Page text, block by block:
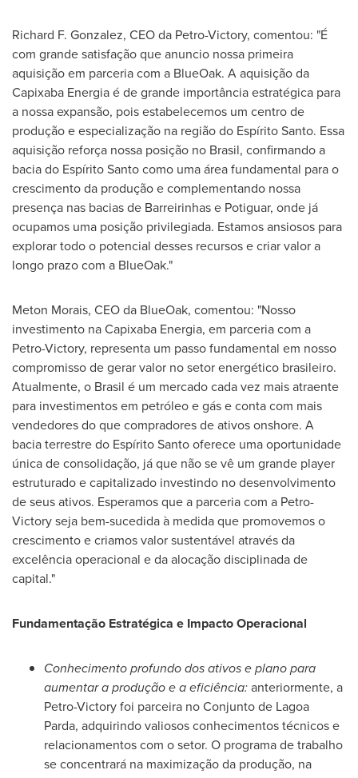
Richard F. Gonzalez, CEO da Petro-Victory, comentou: "É
com grande satisfação que anuncio nossa primeira
aquisição em parceria com a BlueOak. A aquisição da
Capixaba Energia é de grande importância estratégica para
a nossa expansão, pois estabelecemos um centro de
produção e especialização na região do Espírito Santo. Essa
aquisição reforça nossa posição no Brasil, confirmando a
bacia do Espírito Santo como uma área fundamental para o
crescimento da produção e complementando nossa
presença nas bacias de Barreirinhas e Potiguar, onde já
ocupamos uma posição privilegiada. Estamos ansiosos para
explorar todo o potencial desses recursos e criar valor a
longo prazo com a BlueOak."
Meton Morais, CEO da BlueOak, comentou: "Nosso
investimento na Capixaba Energia, em parceria com a
Petro-Victory, representa um passo fundamental em nosso
compromisso de gerar valor no setor energético brasileiro.
Atualmente, o Brasil é um mercado cada vez mais atraente
para investimentos em petróleo e gás e conta com mais
vendedores do que compradores de ativos onshore. A
bacia terrestre do Espírito Santo oferece uma oportunidade
única de consolidação, já que não se vê um grande player
estruturado e capitalizado investindo no desenvolvimento
de seus ativos. Esperamos que a parceria com a Petro-
Victory seja bem-sucedida à medida que promovemos o
crescimento e criamos valor sustentável através da
excelência operacional e da alocação disciplinada de
capital."
Fundamentação Estratégica e Impacto Operacional
Conhecimento profundo dos ativos e plano para
aumentar a produção e a eficiência:anteriormente, a
Petro-Victory foi parceira noConjunto de Lagoa
Parda, adquirindo valiosos conhecimentos técnicos e
relacionamentos com o setor. O programa de trabalho
se concentrará na maximização da produção, na